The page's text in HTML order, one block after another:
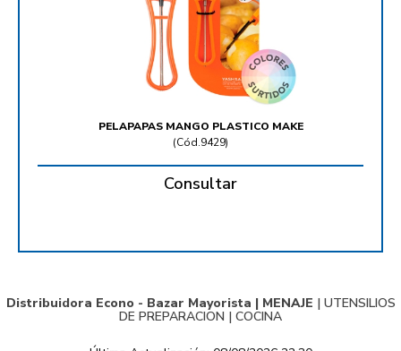
PELAPAPAS MANGO PLASTICO MAKE
(Cód.9429)
Consultar
Distribuidora Econo - Bazar Mayorista | MENAJE | UTENSILIOS
DE PREPARACION | COCINA